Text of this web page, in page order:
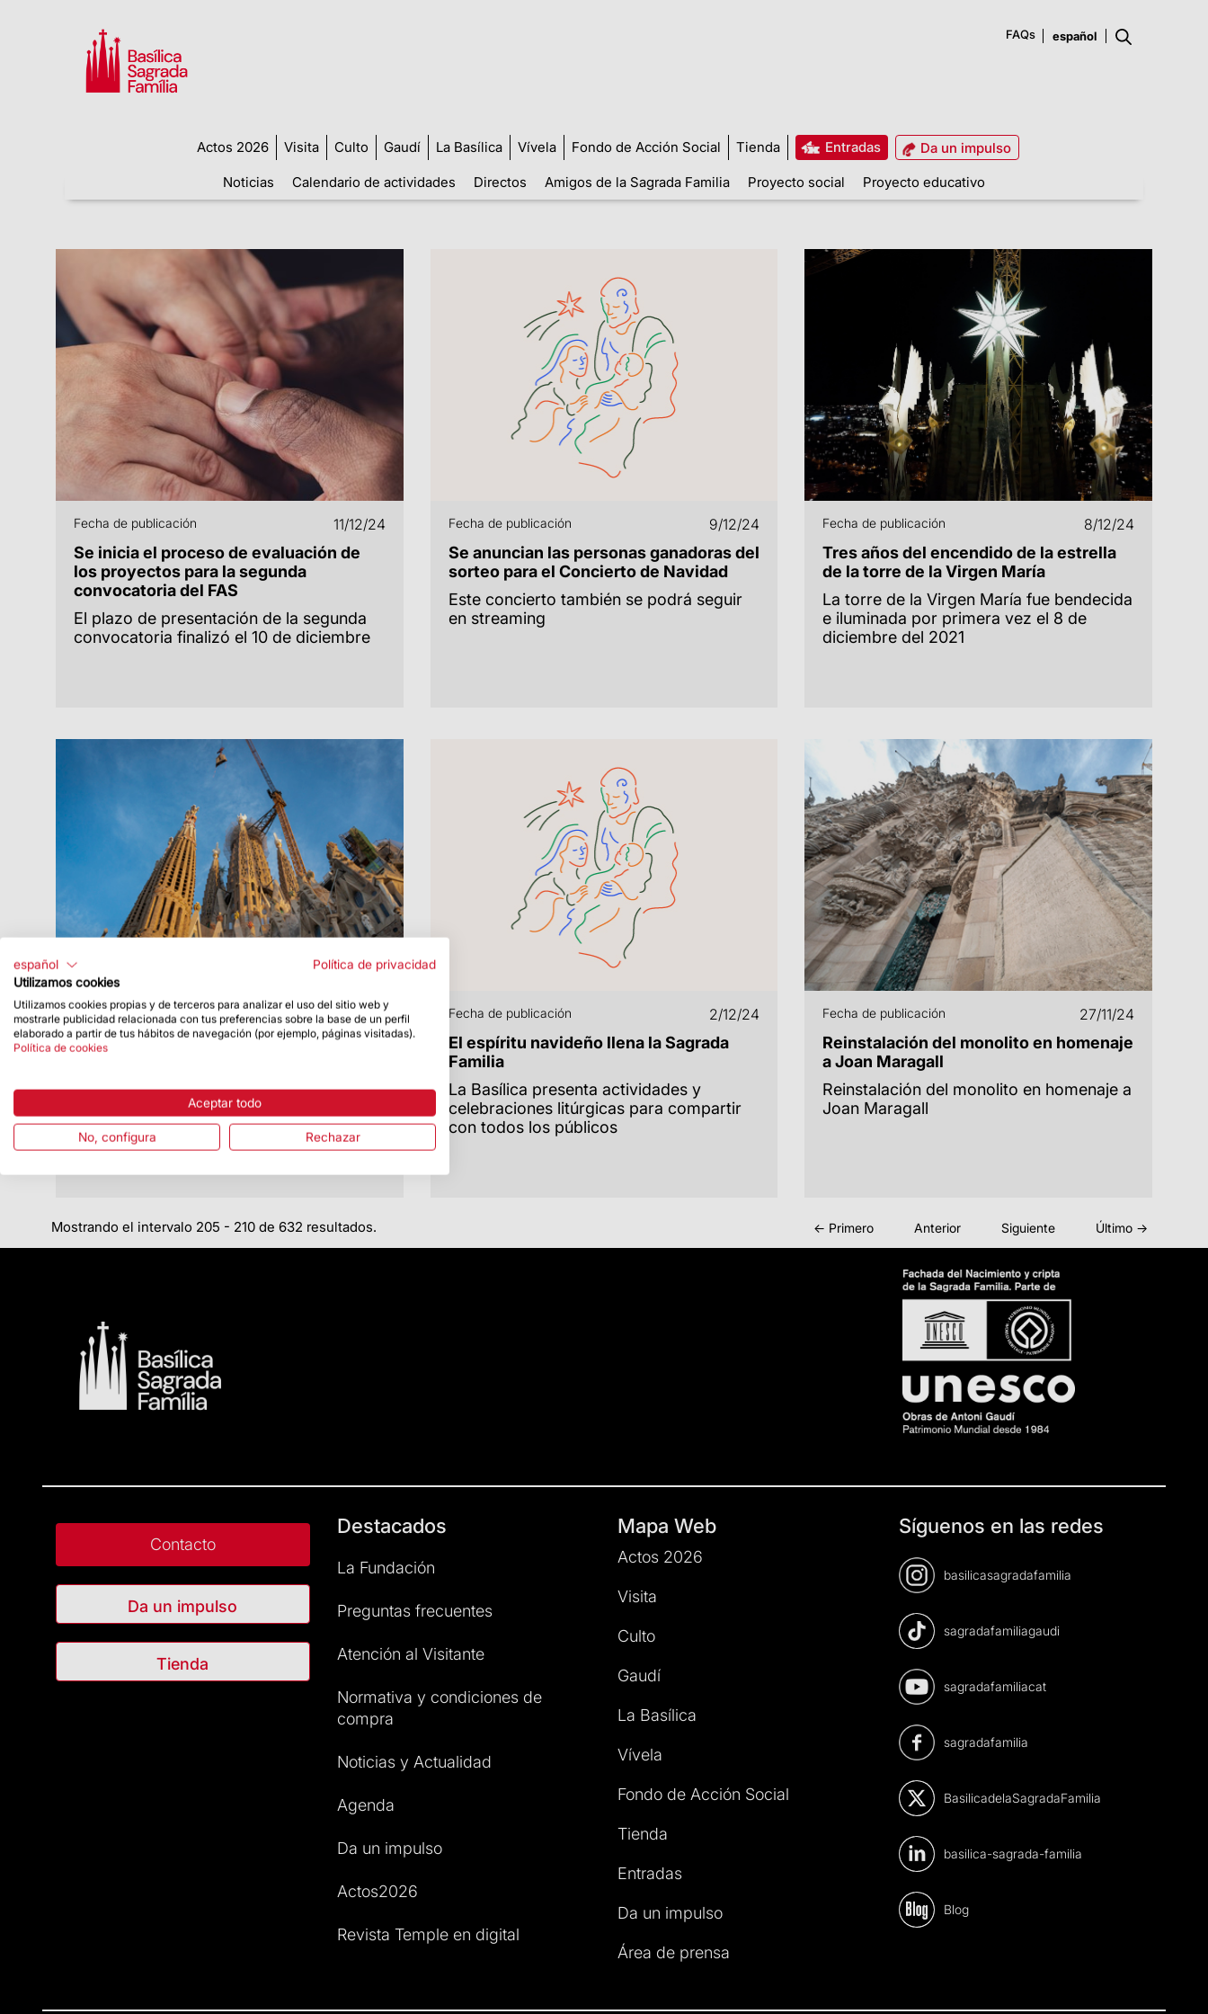
FAQs
Actos 2026 Visita Culto Gaudí La Basílica Vívela Fondo de Acción Social Tienda Entradas
Da un impulso
Noticias
Calendario de actividades Directos Amigos de la Sagrada Familia Proyecto social Proyecto educativo
Fecha de publicación 11/12/24
Se inicia el proceso de evaluación de
los proyectos para la segunda
convocatoria del FAS
El plazo de presentación de la segunda
convocatoria finalizó el 10 de diciembre
Fecha de publicación 9/12/24
Se anuncian las personas ganadoras del
sorteo para el Concierto de Navidad
Este concierto también se podrá seguir
en streaming
Fecha de publicación 8/12/24
Tres años del encendido de la estrella
de la torre de la Virgen María
La torre de la Virgen María fue bendecida
e iluminada por primera vez el 8 de
diciembre del 2021
Fecha de publicación 4/12/24
Se culmina el duodécimo nivel de la
La torre alcanza los 142,5 metros de
altura
Fecha de publicación 2/12/24
El espíritu navideño llena la Sagrada
Familia
La Basílica presenta actividades y
celebraciones litúrgicas para compartir
con todos los públicos
Fecha de publicación 27/11/24
Reinstalación del monolito en homenaje
a Joan Maragall
Reinstalación del monolito en homenaje a
Joan Maragall
Mostrando el intervalo 205 - 210 de 632 resultados. ← Primero Anterior Siguiente Último →
Contacto
Da un impulso
Tienda
Destacados
La Fundación
Preguntas frecuentes
Atención al Visitante
Normativa y condiciones de
compra
Noticias y Actualidad
Agenda
Da un impulso
Actos2026
Revista Temple en digital
Mapa Web
Actos 2026
Visita
Culto
Gaudí
La Basílica
Vívela
Fondo de Acción Social
Tienda
Entradas
Da un impulso
Área de prensa
Síguenos en las redes
basilicasagradafamilia
sagradafamiliagaudi
sagradafamiliacat
sagradafamilia
BasilicadelaSagradaFamilia
basilica-sagrada-familia
Blog
español
Política de privacidad
Utilizamos cookies
Utilizamos cookies propias y de terceros para analizar el uso del sitio web y
mostrarle publicidad relacionada con tus preferencias sobre la base de un perfil
elaborado a partir de tus hábitos de navegación (por ejemplo, páginas visitadas).
Política de cookies
Aceptar todo
No, configura Rechazar